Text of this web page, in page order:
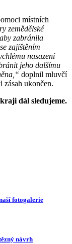
místních
zemědělské
zabránila
zajištěním
nasazení
jeho dalšímu
doplnil mluvčí
ukončen.
dál sledujeme.
fotogalerie
návrh